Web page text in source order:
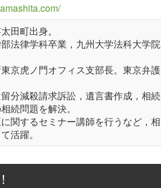
田町出身。
法律学科卒業，九州大学法科大学院
京虎ノ門オフィス支部長。東京弁護
分減殺請求訴訟，遺言書作成，相続
続問題を解決。
関するセミナー講師を行うなど，相
活躍。